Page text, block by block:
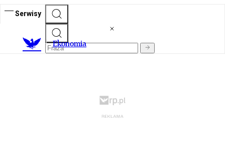
Serwisy
Ekonomia